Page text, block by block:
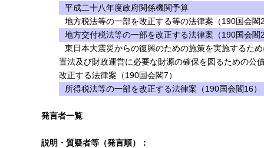
平成二十八年度政府関係機関予算
地方税法等の一部を改正する等の法律案（190国会閣
地方交付税法等の一部を改正する法律案（190国会閣
東日本大震災からの復興のための施策を実施するた
置法及び財政運営に必要な財源の確保を図るための公
改正する法律案（190国会閣7）
所得税法等の一部を改正する法律案（190国会閣16）
発言者一覧
説明・質疑者等（発言順）：